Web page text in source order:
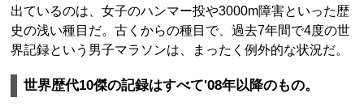
出ているのは、女子のハンマー投や3000m障害といった歴
史の浅い種目だ。古くからの種目で、過去7年間で4度の世
界記録という男子マラソンは、まったく例外的な状況だ。
世界歴代10傑の記録はすべて'08年以降のもの。